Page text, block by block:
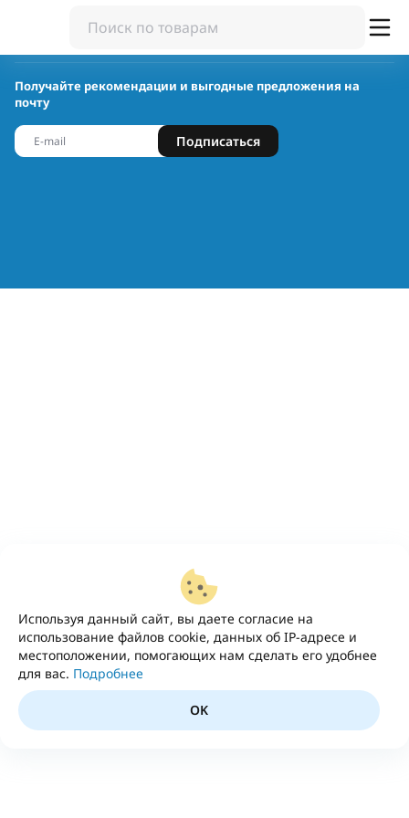
Используя данный сайт, вы даете согласие на
использование файлов cookie, данных об IP-адресе и
местоположении, помогающих нам сделать его удобнее
для вас. Подробнее
OK
Получайте рекомендации и выгодные предложения на
почту
Подписаться